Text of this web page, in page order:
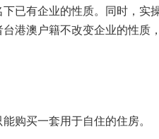
已有企业的性质。同时，实
港澳户籍不改变企业的性质
购买一套用于自住的住房。